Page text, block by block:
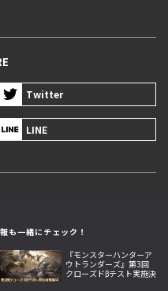
Twitter
LINE
も一緒にチェック！
『モンスターハンターア
ウトランダーズ』第3回
クローズドβテスト実施決